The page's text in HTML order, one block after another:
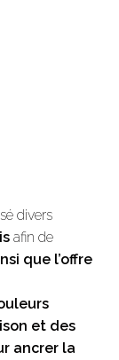
divers
afin de
que l’offre
et des
ancrer la